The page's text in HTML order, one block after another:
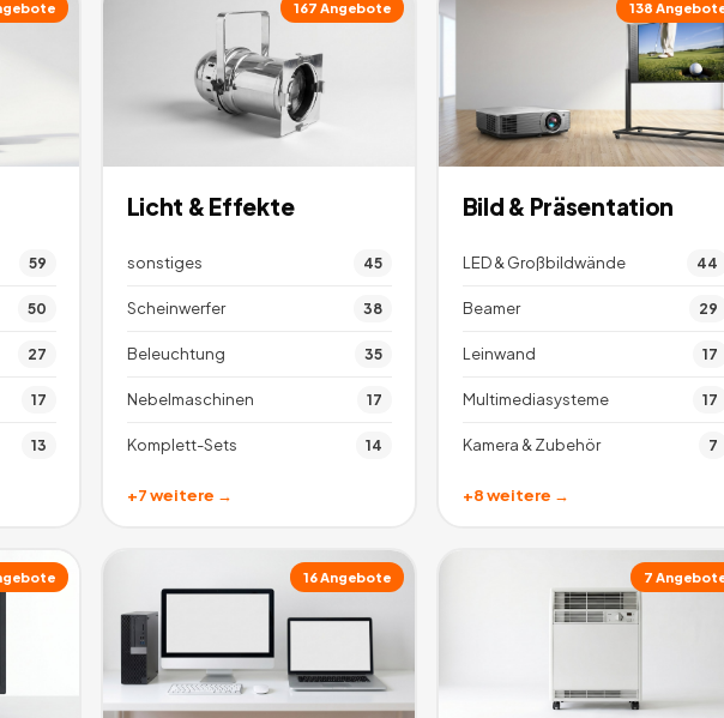
59
50
27
17
13
167 Angebote
Licht & Effekte
sonstiges 45
Scheinwerfer 38
Beleuchtung 35
Nebelmaschinen 17
Komplett-Sets 14
+7weitere →
138
Bild & Präsentation
LED & Großbildwände 44
Beamer 29
Leinwand 17
Multimediasysteme 17
Kamera & Zubehör 7
+8weitere →
16Angebote 7